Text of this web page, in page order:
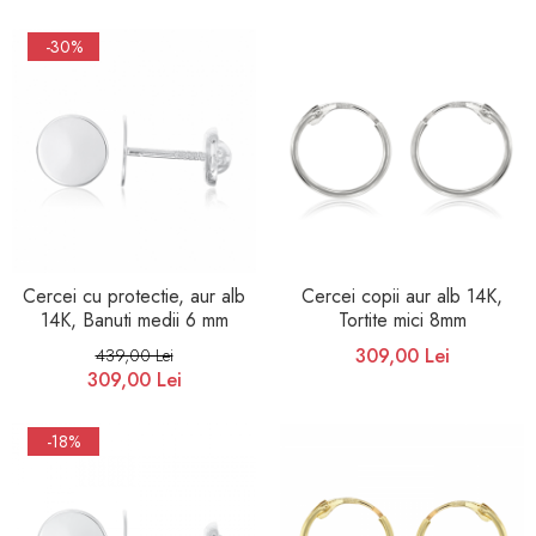
-30%
Cercei cu protectie, aur alb
14K, Banuti medii 6 mm
439,00 Lei
309,00 Lei
Cercei copii aur alb 14K,
Tortite mici 8mm
309,00 Lei
-18%